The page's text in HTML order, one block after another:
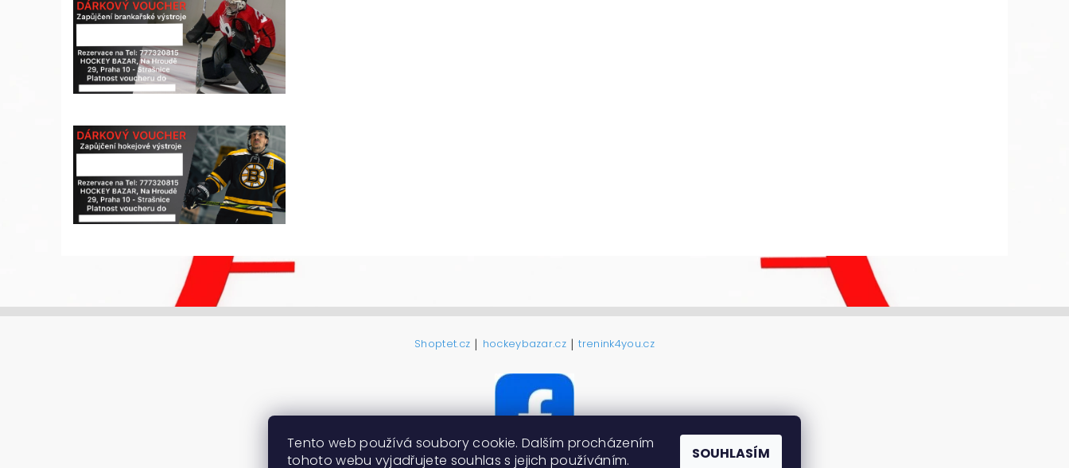
Shoptet.cz | hockeybazar.cz | trenink4you.cz
Tento web používá soubory cookie. Dalším procházením
tohoto webu vyjadřujete souhlas s jejich používáním.
SOUHLASÍM